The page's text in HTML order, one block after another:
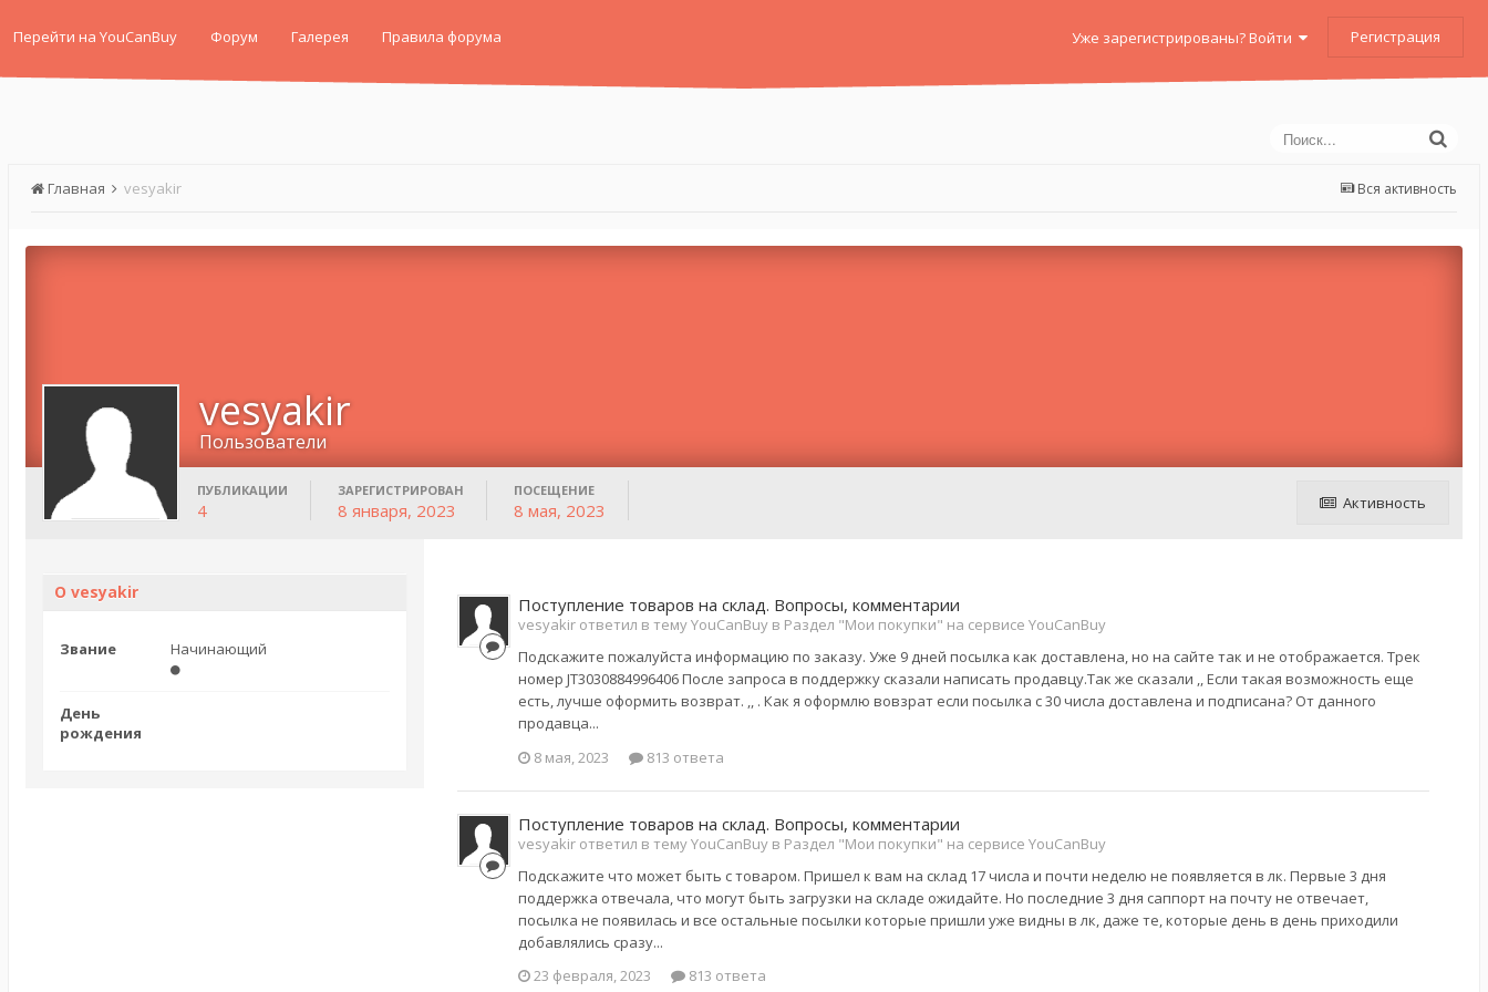
Перейти на YouCanBuy Форум Галерея Правила форума Уже зарегистрированы? Войти Регистрация
Вся активность
Главная vesyakir
vesyakir
Пользователи
Активность
ПУБЛИКАЦИИ
4
ЗАРЕГИСТРИРОВАН
8 января, 2023
ПОСЕЩЕНИЕ
8 мая, 2023
О vesyakir
Звание Начинающий
День
рождения
Поступление товаров на склад. Вопросы, комментарии
vesyakir ответил в тему YouCanBuy в Раздел "Мои покупки" на сервисе YouCanBuy
Подскажите пожалуйста информацию по заказу. Уже 9 дней посылка как доставлена, но на сайте так и не отображается. Трек
номер JT3030884996406 После запроса в поддержку сказали написать продавцу.Так же сказали ,, Если такая возможность еще
есть, лучше оформить возврат. ,, . Как я оформлю вовзрат если посылка с 30 числа доставлена и подписана? От данного
продавца...
8 мая, 2023
813 ответа
Поступление товаров на склад. Вопросы, комментарии
vesyakir ответил в тему YouCanBuy в Раздел "Мои покупки" на сервисе YouCanBuy
Подскажите что может быть с товаром. Пришел к вам на склад 17 числа и почти неделю не появляется в лк. Первые 3 дня
поддержка отвечала, что могут быть загрузки на складе ожидайте. Но последние 3 дня саппорт на почту не отвечает,
посылка не появилась и все остальные посылки которые пришли уже видны в лк, даже те, которые день в день приходили
добавлялись сразу...
23 февраля, 2023
813 ответа